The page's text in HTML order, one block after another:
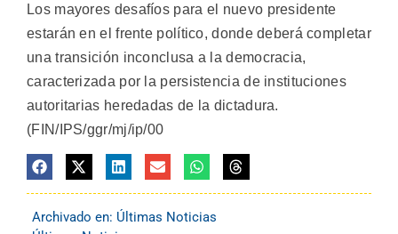
Los mayores desafíos para el nuevo presidente
estarán en el frente político, donde deberá completar
una transición inconclusa a la democracia,
caracterizada por la persistencia de instituciones
autoritarias heredadas de la dictadura.
(FIN/IPS/ggr/mj/ip/00
Archivado en: Últimas Noticias